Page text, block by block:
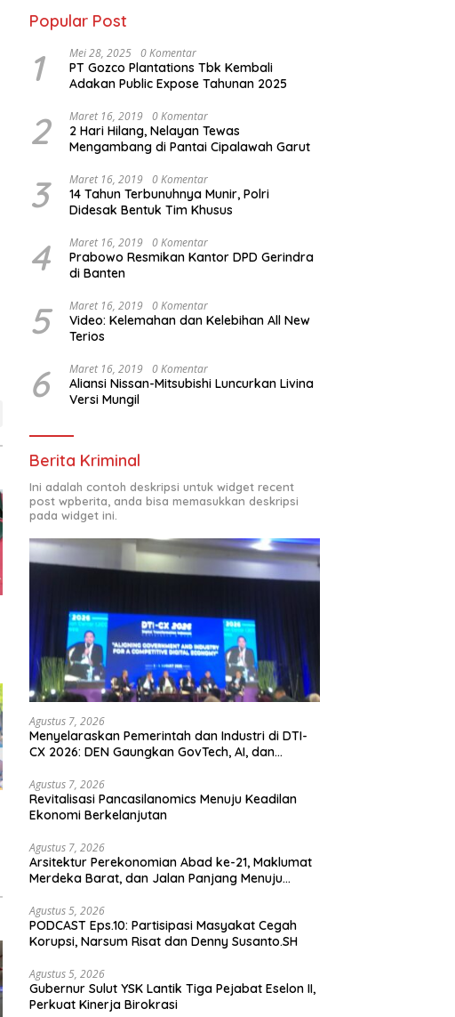
Popular Post
1 Mei 28, 2025 0 Komentar
PT Gozco Plantations Tbk Kembali
Adakan Public Expose Tahunan 2025
2 Maret 16, 2019 0 Komentar
2 Hari Hilang, Nelayan Tewas
Mengambang di Pantai Cipalawah Garut
3 Maret 16, 2019 0 Komentar
14 Tahun Terbunuhnya Munir, Polri
Didesak Bentuk Tim Khusus
4 Maret 16, 2019 0 Komentar
Prabowo Resmikan Kantor DPD Gerindra
di Banten
5 Maret 16, 2019 0 Komentar
Video: Kelemahan dan Kelebihan All New
Terios
6 Maret 16, 2019 0 Komentar
Aliansi Nissan-Mitsubishi Luncurkan Livina
Versi Mungil
Berita Kriminal
Ini adalah contoh deskripsi untuk widget recent
post wpberita, anda bisa memasukkan deskripsi
pada widget ini.
Agustus 7, 2026
Menyelaraskan Pemerintah dan Industri di DTI-
CX 2026: DEN Gaungkan GovTech, AI, dan
Kompetitif
Agustus 7, 2026
Revitalisasi Pancasilanomics Menuju Keadilan
Ekonomi Berkelanjutan
Agustus 7, 2026
Arsitektur Perekonomian Abad ke-21, Maklumat
Merdeka Barat, dan Jalan Panjang Menuju
Agustus 5, 2026
PODCAST Eps.10: Partisipasi Masyakat Cegah
Korupsi, Narsum Risat dan Denny Susanto.SH
Agustus 5, 2026
Gubernur Sulut YSK Lantik Tiga Pejabat Eselon II,
Perkuat Kinerja Birokrasi